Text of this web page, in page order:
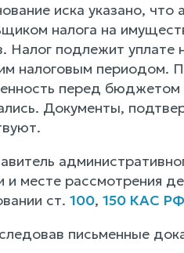
иска указано, что
налога на
Налог подлежит уплате
налоговым периодом.
перед бюджетом
Документы,
и месте рассмотрения
ст. 100, 150 КАС РФ
письменные